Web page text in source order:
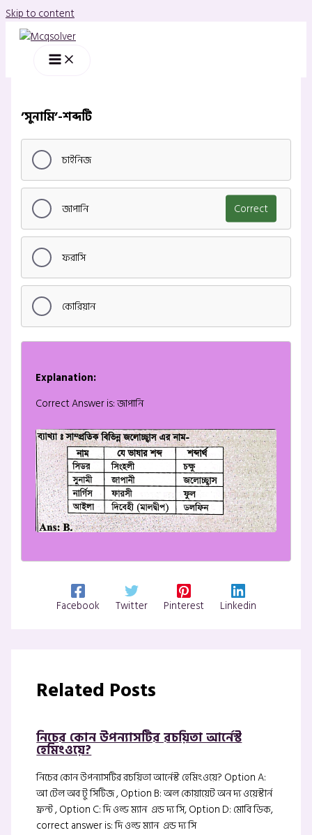
Skip to content
’সুনামি’-শব্দটি
চাইনিজ
জাপানি Correct
ফরাসি
কোরিয়ান
Explanation:
Correct Answer is: জাপানি
Facebook Twitter Pinterest Linkedin
Related Posts
নিচের কোন উপন্যাসটির রচয়িতা আর্নেস্ট
হেমিংওয়ে?
নিচের কোন উপন্যাসটির রচয়িতা আর্নেস্ট হেমিংওয়ে? Option A:
আ টেল অব টু সিটিজ , Option B: অল কোয়ায়েট অন দ্য ওয়েস্টার্ন
ফ্রন্ট , Option C: দি ওল্ড ম্যান এন্ড দ্য সি, Option D: মোবি ডিক,
correct answer is: দি ওল্ড ম্যান এন্ড দ্য সি